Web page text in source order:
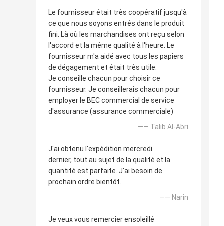
Le fournisseur était très coopératif jusqu'à
ce que nous soyons entrés dans le produit
fini. Là où les marchandises ont reçu selon
l'accord et la même qualité à l'heure. Le
fournisseur m'a aidé avec tous les papiers
de dégagement et était très utile.
Je conseille chacun pour choisir ce
fournisseur. Je conseillerais chacun pour
employer le BEC commercial de service
d'assurance (assurance commerciale)
—— Talib Al-Abri
J'ai obtenu l'expédition mercredi
dernier, tout au sujet de la qualité et la
quantité est parfaite. J'ai besoin de
prochain ordre bientôt.
—— Narin
Je veux vous remercier ensoleillé